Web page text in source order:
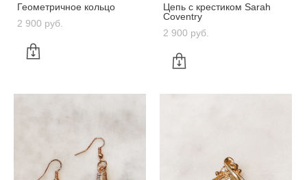
Геометричное кольцо
2 900 pуб.
Цепь с крестиком Sarah
Coventry
2 900 pуб.